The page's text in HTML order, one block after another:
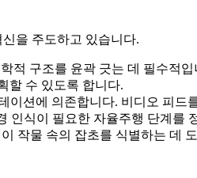
을 주도하고 있습니다.
적 구조를 윤곽 긋는 데 필수적
할 수 있도록 합니다.
이션에 의존합니다. 비디오 피드
인식이 필요한 자율주행 단계를
작물 속의 잡초를 식별하는 데